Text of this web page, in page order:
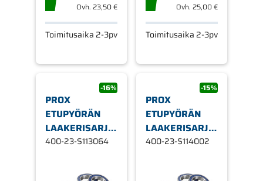
Ovh. 23,50 €
Toimitusaika 2-3pv
Ovh.25,00 €
Toimitusaika 2-3pv
-16%
PROX
ETUPYÖRÄN
LAAKERISARJA
GAS GAS EC20
400-23-S113064
-15%
PROX
ETUPYÖRÄN
LAAKERISARJA
HUSABERG FC/
400-23-S114002